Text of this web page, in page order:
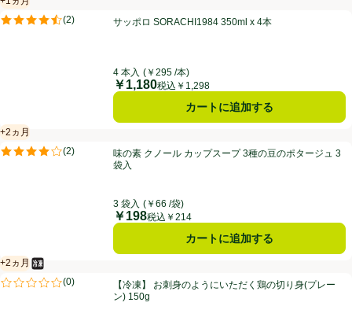
サッポロ SORACHI1984 350ml x 4本
賞味・消費期限保証：1ヵ月
(2)
評価は2件のレビューで5点中4.5点。サッポロ SORACHI1984 350ml x 4本
4 本入 (￥295 /本)
価格
￥1,180税込￥1,298
カートに追加する
味の素 クノール カップスープ 3種の豆のポタージュ 3袋入
+2ヵ月
賞味・消費期限保証：2ヵ月
(2)
評価は2件のレビューで5点中4.0点。味の素 クノール カップスープ 3種の豆のポタージュ 3
袋入
3 袋入 (￥66 /袋)
価格
￥198税込￥214
カートに追加する
【冷凍】 お刺身のようにいただく鶏の切り身(プレーン) 150g
+2ヵ月
賞味・消費期限保証：2ヵ月
冷凍食品
(0)
評価は0件のレビューで5点中0.0点。【冷凍】 お刺身のようにいただく鶏の切り身(プレー
ン) 150g